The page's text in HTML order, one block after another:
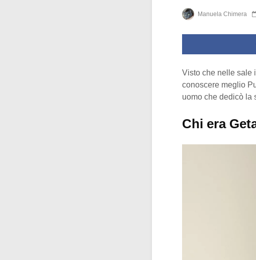
Manuela Chimera
Visto che nelle sale
conoscere meglio
uomo che dedicò la
Chi era